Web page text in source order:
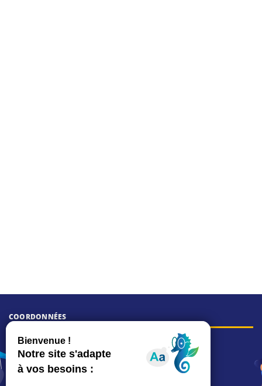
COORDONNÉES
Hôtel de ville
15, rue Charles-Duflos
01 41 19 83 00